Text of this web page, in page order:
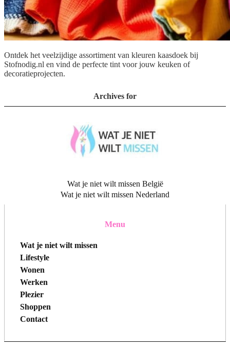
Ontdek het veelzijdige assortiment van kleuren kaasdoek bij
Stofnodig.nl en vind de perfecte tint voor jouw keuken of
decoratieprojecten.
Archives for
Wat je niet wilt missen België
Wat je niet wilt missen Nederland
Menu
Wat je niet wilt missen
Lifestyle
Wonen
Werken
Plezier
Shoppen
Contact